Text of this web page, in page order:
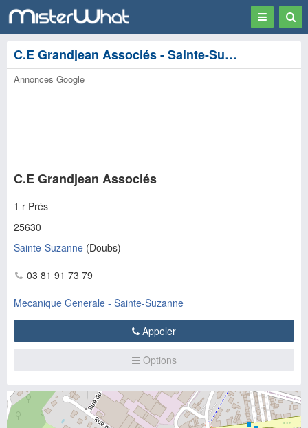
Toggle
C.E Grandjean Associés - Sainte-Suzanne
Annonces Google
C.E Grandjean Associés
1 r Prés
25630
Sainte-Suzanne (Doubs)
03 81 91 73 79
Mecanique Generale - Sainte-Suzanne
Appeler
Options